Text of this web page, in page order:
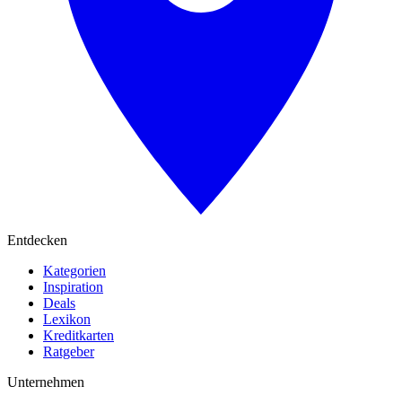
Entdecken
Kategorien
Inspiration
Deals
Lexikon
Kreditkarten
Ratgeber
Unternehmen